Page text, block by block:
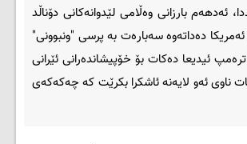
ئەدهەم بارزانی وەڵامی لێدوانەکانی دۆناڵد
دەداتەوە سەبارەت بە پرسی "ونبوونی"
ئیدیعا دەکات بۆ خۆپیشاندەرانی ئێرانی
ناوی ئەو لایەنە ئاشکرا بکرێت کە چەکەکەی